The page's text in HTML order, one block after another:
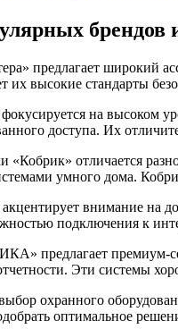
брендов
предлагает широкий
их высокие стандарты
на высоком
доступа. Их
«Кобрик» отличается
умного дома.
внимание на
подключения к
предлагает премиум-
Эти системы
охранного
оптимальное